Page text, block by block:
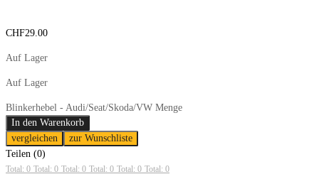
CHF29.00
Auf Lager
Auf Lager
Blinkerhebel - Audi/Seat/Skoda/VW Menge
In den Warenkorb
vergleichen
zur Wunschliste
Teilen (0)
Total: 0 Total: 0 Total: 0 Total: 0 Total: 0 Total: 0